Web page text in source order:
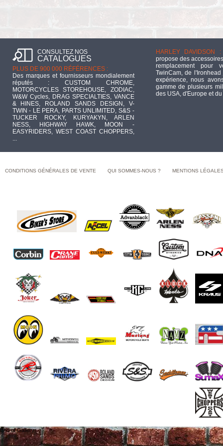
CONSULTEZ NOS
CATALOGUES
PLUS DE 900 000 RÉFÉRENCES :
Des marques et fournisseurs mondialement
réputés : CUSTOM CHROME,
MOTORCYCLES STOREHOUSE, ZODIAC,
W&W Cycles, DRAG SPECIALTIES, VANCE
& HINES, ROLAND SANDS DESIGN, V-
TWIN - LE PERA, PARTS UNLIMITED, S&S -
TUCKER ROCKY, KURYAKYN, ARLEN
NESS, HIGHWAY HAWK, MOON -
EASYRIDERS, WEST COAST CHOPPERS,
HARLEY DAVIDSON :
propose des
remplacement pour
TwinCam, de
expérience, nous
gamme de plusieurs
des USA, d'Europe et
CONDITIONS GÉNÉRALES DE VENTE QUI SOMMES-NOUS ? MENTIONS
End of Gallery